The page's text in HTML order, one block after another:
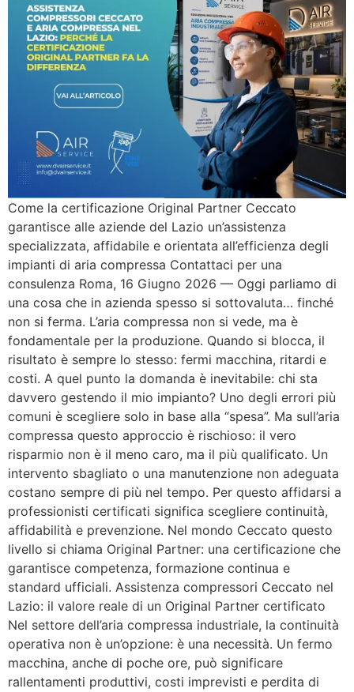
Come la certificazione Original Partner Ceccato
garantisce alle aziende del Lazio un’assistenza
specializzata, affidabile e orientata all’efficienza degli
impianti di aria compressa Contattaci per una
consulenza Roma, 16 Giugno 2026 — Oggi parliamo di
una cosa che in azienda spesso si sottovaluta… finché
non si ferma. L’aria compressa non si vede, ma è
fondamentale per la produzione. Quando si blocca, il
risultato è sempre lo stesso: fermi macchina, ritardi e
costi. A quel punto la domanda è inevitabile: chi sta
davvero gestendo il mio impianto? Uno degli errori più
comuni è scegliere solo in base alla “spesa”. Ma sull’aria
compressa questo approccio è rischioso: il vero
risparmio non è il meno caro, ma il più qualificato. Un
intervento sbagliato o una manutenzione non adeguata
costano sempre di più nel tempo. Per questo affidarsi a
professionisti certificati significa scegliere continuità,
affidabilità e prevenzione. Nel mondo Ceccato questo
livello si chiama Original Partner: una certificazione che
garantisce competenza, formazione continua e
standard ufficiali. Assistenza compressori Ceccato nel
Lazio: il valore reale di un Original Partner certificato
Nel settore dell’aria compressa industriale, la continuità
operativa non è un’opzione: è una necessità. Un fermo
macchina, anche di poche ore, può significare
rallentamenti produttivi, costi imprevisti e perdita di